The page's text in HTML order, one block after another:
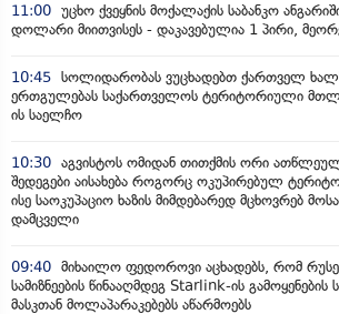
11:00 უცხო ქვეყნის მოქალაქის საბანკო
დოლარი მიითვისეს - დაკავებულია 1 პირი,
10:45 სოლიდარობას ვუცხადებთ ქართველ
ერთგულებას საქართველოს ტერიტორიული
ის საელჩო
10:30 აგვისტოს ომიდან თითქმის ორი
შედეგები აისახება როგორც ოკუპირებულ
ისე საოკუპაციო ხაზის მიმდებარედ მცხოვრებ
დამცველი
09:40 მიხაილო ფედოროვი აცხადებს, რომ
სამიზნეების წინააღმდეგ Starlink-ის
მასკთან მოლაპარაკებებს აწარმოებს